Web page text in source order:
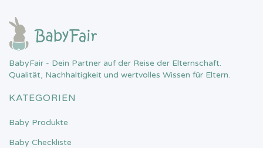
BabyFair - Dein Partner auf der Reise der Elternschaft.
Qualität, Nachhaltigkeit und wertvolles Wissen für Eltern.
KATEGORIEN
Baby Produkte
Baby Checkliste